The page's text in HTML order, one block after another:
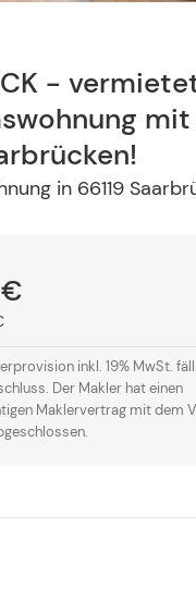
-
mit
in 66119
inkl. 19% MwSt.
Der Makler hat einen
Maklervertrag mit dem